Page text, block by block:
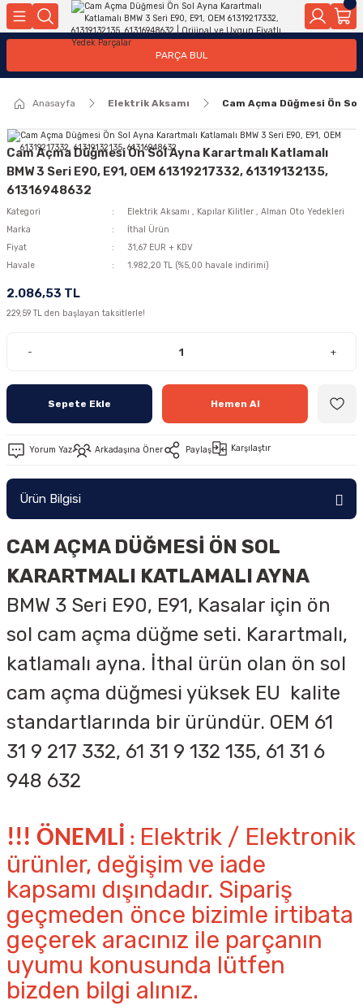
Geri Dön
Geri Dön
Geri Dön
Yakıt Pompası, Yakıt Hatları
Motor Elektrik
Ateşleme Buji Bobin Buji Kablosu
Geri Dön
Geri Dön
Geri Dön
Kollar
Geri Dön
Geri Dön
Ön Arka
Geri Dön
PARÇA BUL
Anasayfa Elektrik Aksamı Cam Açma Düğmesi Ön
Cam Açma Düğmesi Ön Sol Ayna Karartmalı Katlamalı
BMW 3 Seri E90, E91, OEM 61319217332, 61319132135,
61316948632
Kategori Elektrik Aksamı , Kapılar Kilitler , Alman Oto Yedekleri
Marka
İthal Ürün
Fiyat
31,67 EUR + KDV
Havale
1.982,20 TL (%5,00 havale indirimi)
2.086,53 TL
229,59 TL den başlayan taksitlerle!
- +
Sepete Ekle Hemen Al
Yorum Yaz Arkadaşına Öner Paylaş Karşılaştır
Ürün Bilgisi
CAM AÇMA DÜĞMESİ ÖN SOL
KARARTMALI KATLAMALI AYNA
BMW 3 Seri E90, E91, Kasalar için ön
sol cam açma düğme seti. Karartmalı,
katlamalı ayna. İthal ürün olan ön sol
cam açma düğmesi yüksek EU kalite
standartlarında bir üründür. OEM 61
31 9 217 332, 61 31 9 132 135, 61 31 6
948 632
!!! ÖNEMLİ : Elektrik / Elektronik
ürünler, değişim ve iade
kapsamı dışındadır. Sipariş
geçmeden önce bizimle irtibata
geçerek aracınız ile parçanın
uyumu konusunda lütfen
bizden bilgi alınız.